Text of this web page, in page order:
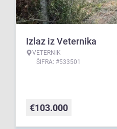
Izlaz iz Veternika
VETERNIK
ŠIFRA: #533501
€103.000